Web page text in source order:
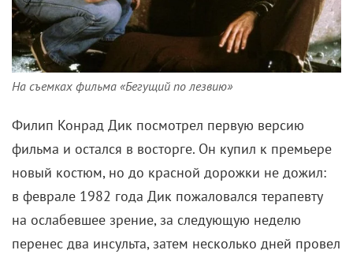
На съемках фильма «Бегущий по лезвию»
Филип Конрад Дик посмотрел первую версию
фильма и остался в восторге. Он купил к премьере
новый костюм, но до красной дорожки не дожил:
в феврале 1982 года Дик пожаловался терапевту
на ослабевшее зрение, за следующую неделю
перенес два инсульта, затем несколько дней провел